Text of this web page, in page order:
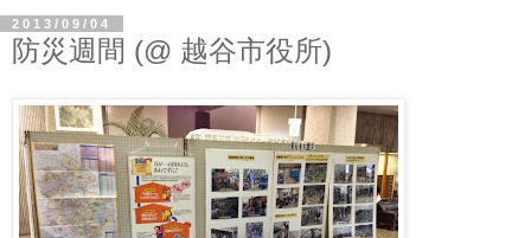
2013/09/04
防災週間 (@ 越谷市役所)